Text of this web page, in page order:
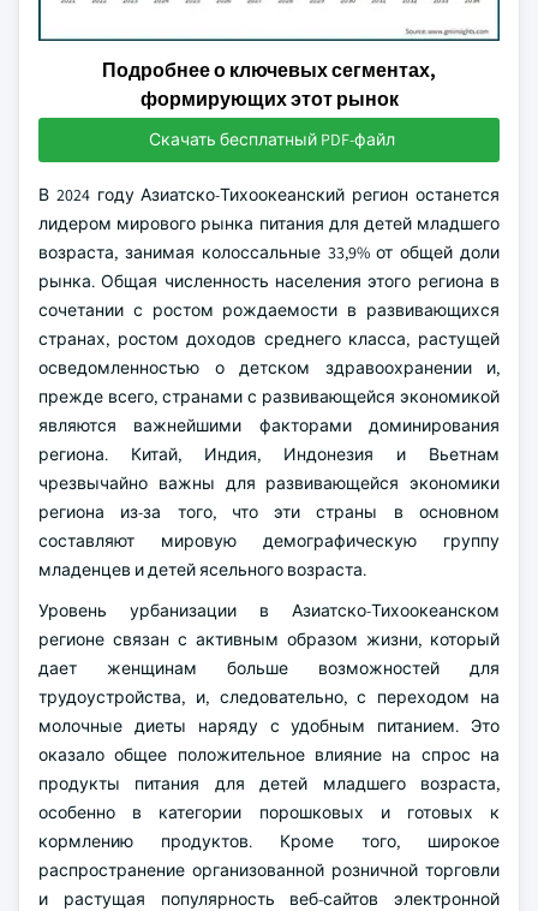
Подробнее о ключевых сегментах,
формирующих этот рынок
Скачать бесплатный PDF-файл
В 2024 году Азиатско-Тихоокеанский регион останется
лидером мирового рынка питания для детей младшего
возраста, занимая колоссальные 33,9% от общей доли
рынка. Общая численность населения этого региона в
сочетании с ростом рождаемости в развивающихся
странах, ростом доходов среднего класса, растущей
осведомленностью о детском здравоохранении и,
прежде всего, странами с развивающейся экономикой
являются важнейшими факторами доминирования
региона. Китай, Индия, Индонезия и Вьетнам
чрезвычайно важны для развивающейся экономики
региона из-за того, что эти страны в основном
составляют мировую демографическую группу
младенцев и детей ясельного возраста.
Уровень урбанизации в Азиатско-Тихоокеанском
регионе связан с активным образом жизни, который
дает женщинам больше возможностей для
трудоустройства, и, следовательно, с переходом на
молочные диеты наряду с удобным питанием. Это
оказало общее положительное влияние на спрос на
продукты питания для детей младшего возраста,
особенно в категории порошковых и готовых к
кормлению продуктов. Кроме того, широкое
распространение организованной розничной торговли
и растущая популярность веб-сайтов электронной